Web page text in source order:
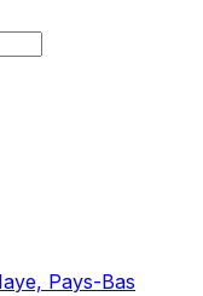
Pays-Bas